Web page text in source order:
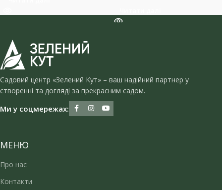
Садовий центр «Зелений Кут» – ваш надійний партнер у
створенні та догляді за прекрасним садом.
Ми у соцмережах:
МЕНЮ
Про нас
Контакти